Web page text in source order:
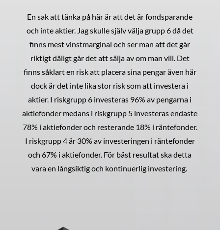
En sak att tänka på här är att det är fondsparande
och inte aktier. Jag skulle själv välja grupp 6 då det
finns mest vinstmarginal och ser man att det går
riktigt dåligt går det att sälja av om man vill. Det
finns såklart en risk att placera sina pengar även här
dock är det inte lika stor risk som att investera i
aktier. I riskgrupp 6 investeras 96% av pengarna i
aktiefonder medans i riskgrupp 5 investeras endaste
78% i aktiefonder och resterande 18% i räntefonder.
I riskgrupp 4 är 30% av investeringen i räntefonder
och 67% i aktiefonder. För bäst resultat ska detta
vara en långsiktig och kontinuerlig investering.